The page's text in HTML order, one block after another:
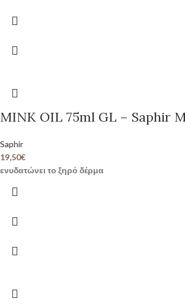
MINK OIL 75ml GL – Saphir
Saphir
19,50€
ενυδατώνει το ξηρό δέρμα